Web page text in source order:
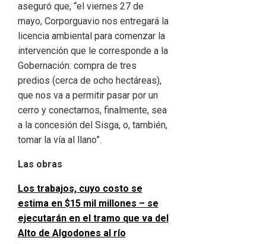
aseguró que, “el viernes 27 de
mayo, Corporguavio nos entregará la
licencia ambiental para comenzar la
intervención que le corresponde a la
Gobernación: compra de tres
predios (cerca de ocho hectáreas),
que nos va a permitir pasar por un
cerro y conectarnos, finalmente, sea
a la concesión del Sisga, o, también,
tomar la vía al llano”.
Las obras
Los trabajos, cuyo costo se
estima en $15 mil millones – se
ejecutarán en el tramo que va del
Alto de Algodones al río